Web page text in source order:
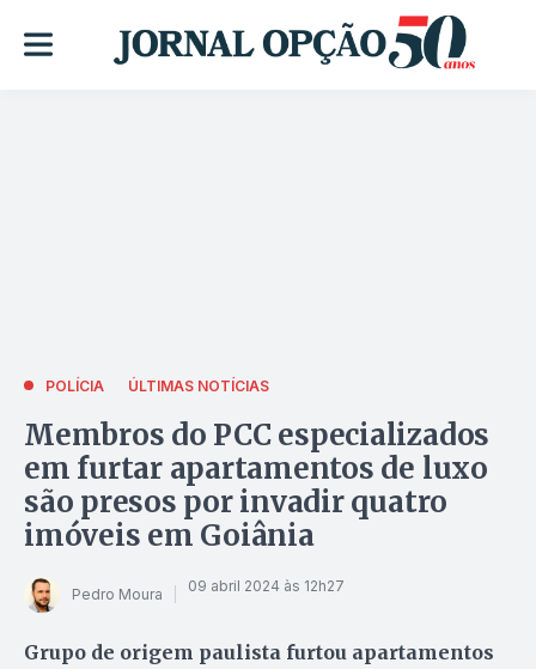
POLÍCIA ÚLTIMAS NOTÍCIAS
Membros do PCC especializados
em furtar apartamentos de luxo
são presos por invadir quatro
imóveis em Goiânia
Pedro Moura 09 abril 2024 às 12h27
Grupo de origem paulista furtou apartamentos